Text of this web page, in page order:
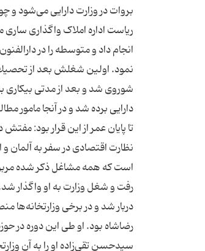
بروات در وزارت دارایی می‌شود و
ریاست اداره املاک واگذاری
انجام داد و متوسطه را در
نمود. اولین شغلش بعد از
شوروی شد و بعد از مدتی بیکاری
دارایی برده شد و در آنجا
تا پایان عمر از این قرار بود:
نظارت اقتصادی در سفر به آلمان
است که همه مشاغل ذکر شده
دربار شد و در برخی
رضاشاه بود. او طی این دوره در
سیدحسن تقی‌زاده او را به آن